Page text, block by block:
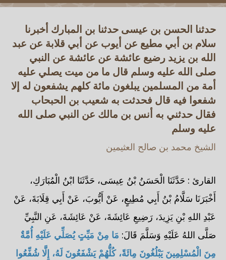
حدثنا الحسن بن عيسى حدثنا بن المبارك أخبرنا
سلام بن أبي مطيع عن أيوب عن أبي قلابة عن عبد
الله بن يزيد رضيع عائشة عن عائشة عن النبي
صلى الله عليه وسلم قال ما من ميت يصلي عليه
أمة من المسلمين يبلغون مائة كلهم يشفعون له إلا
شفعوا فيه قال فحدثت به شعيب بن الحبحاب
فقال حدثني به أنس بن مالك عن النبي صلى الله
عليه وسلم
الشيخ محمد بن صالح العثيمين
القارئ : حَدَّثَنَا الْحَسَنُ بْنُ عِيسَى، حَدَّثَنَا ابْنُ الْمُبَارَكِ،
أَخْبَرَنَا سَلَّامُ بْنُ أَبِي مُطِيعٍ، عَنْ أَيُّوبَ، عَنْ أَبِي قِلَابَةَ، عَنْ
عَبْدِ اللهِ بْنِ يَزِيدَ، رَضِيعِ عَائِشَةَ، عَنْ عَائِشَةَ، عَنِ النَّبِيِّ
صَلَّى اللهُ عَلَيْهِ وَسَلَّمَ قَالَ: مَا مِنْ مَيِّتٍ يُصَلِّي عَلَيْهِ أُمَّةٌ
مِنَ الْمُسْلِمِينَ يَبْلُغُونَ مِائَةً، كُلُّهُمْ يَشْفَعُونَ لَهُ، إِلَّا شُفِّعُوا